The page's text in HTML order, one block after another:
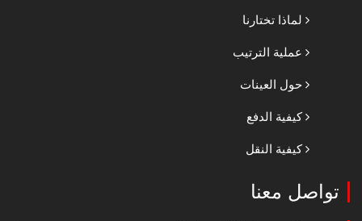
لماذا تختارنا
عملية الترتيب
حول العينات
كيفية الدفع
كيفية النقل
تواصل معنا